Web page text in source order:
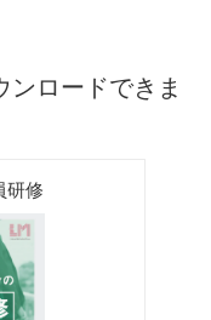
ロードできま
研修